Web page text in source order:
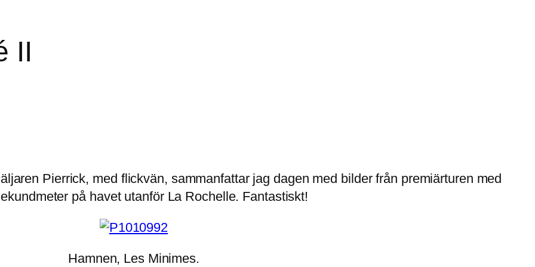
II
Pierrick, med flickvän, sammanfattar jag dagen med bilder från premiärturen med
på havet utanför La Rochelle. Fantastiskt!
Hamnen, Les Minimes.